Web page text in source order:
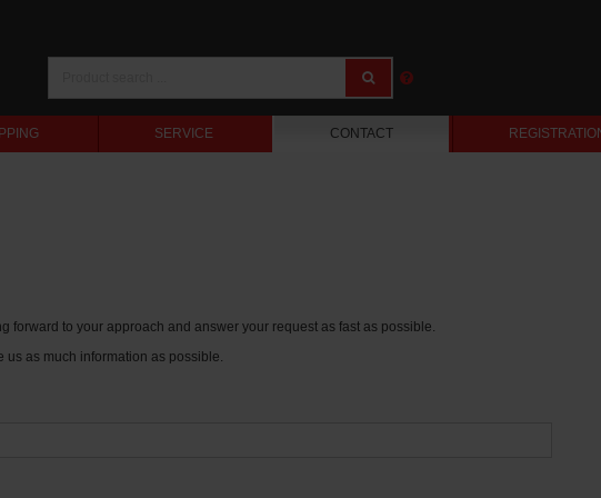
SERVICE CONTACT
forward to your approach and answer your request as fast as possible.
us as much information as possible.